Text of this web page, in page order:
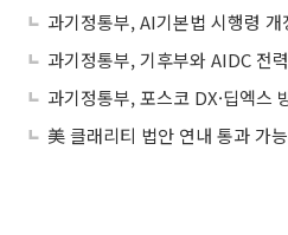
과기정통부, 기후부와 AIDC 전